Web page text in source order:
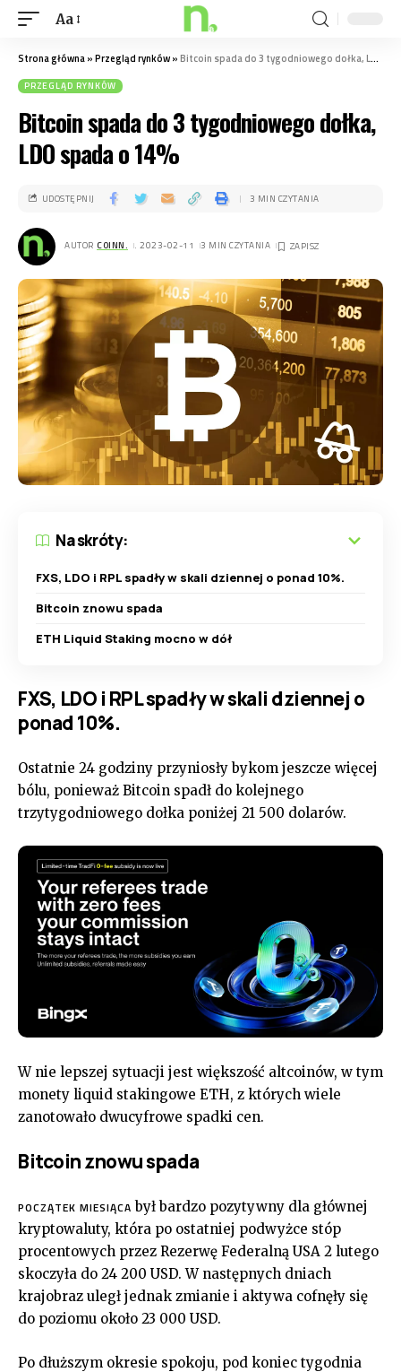
Aa
Strona główna»Przegląd rynków»Bitcoin spada do 3 tygodniowego dołka, LDO spada o 14%
PRZEGLĄD RYNKÓW
Bitcoin spada do 3 tygodniowego dołka,
LDO spada o 14%
AUTOR COINN. . 2023-02-11 3 MIN CZYTANIA
UDOSTĘPNIJ 3 MIN CZYTANIA
Na skróty:
FXS, LDO i RPL spadły w skali dziennej o ponad 10%.
Bitcoin znowu spada
ETH Liquid Staking mocno w dół
FXS, LDO i RPL spadły w skali dziennej o
ponad 10%.
Ostatnie 24 godziny przyniosły bykom jeszcze więcej
bólu, ponieważ Bitcoin spadł do kolejnego
trzytygodniowego dołka poniżej 21 500 dolarów.
W nie lepszej sytuacji jest większość altcoinów, w tym
monety liquid stakingowe ETH, z których wiele
zanotowało dwucyfrowe spadki cen.
Bitcoin znowu spada
POCZĄTEK MIESIĄCA był bardzo pozytywny dla głównej
kryptowaluty, która po ostatniej podwyżce stóp
procentowych przez Rezerwę Federalną USA 2 lutego
skoczyła do 24 200 USD. W następnych dniach
krajobraz uległ jednak zmianie i aktywa cofnęły się
do poziomu około 23 000 USD.
Po dłuższym okresie spokoju, pod koniec tygodnia